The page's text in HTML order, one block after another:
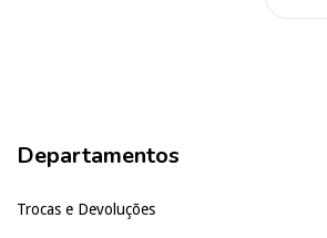
Departamentos
Trocas e Devoluções